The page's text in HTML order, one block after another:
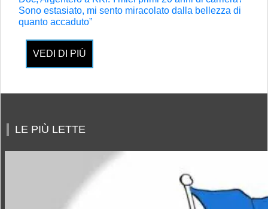
Sono estasiato, mi sento miracolato dalla bellezza di
quanto accaduto”
VEDI DI PIÙ
LE PIÙ LETTE